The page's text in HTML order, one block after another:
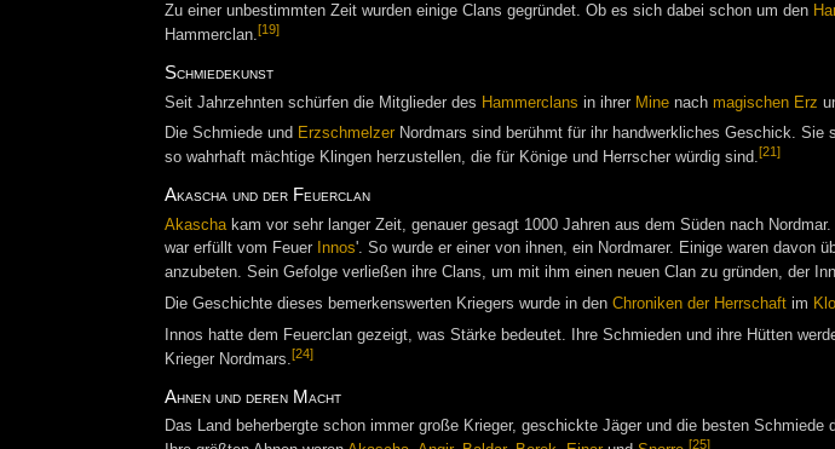
Zu einer unbestimmten Zeit wurden einige Clans gegründet. Ob es sich dabei schon um den
Hammerclan.[19]
Schmiedekunst
Seit Jahrzehnten schürfen die Mitglieder des Hammerclans in ihrer Minenach magischen Erz
Die Schmiede und ErzschmelzerNordmars sind berühmt für ihr handwerkliches Geschick. Sie
so wahrhaft mächtige Klingen herzustellen, die für Könige und Herrscher würdig sind.[21]
Akascha und der Feuerclan
Akaschakam vor sehr langer Zeit, genauer gesagt 1000 Jahren aus dem Süden nach
war erfüllt vom Feuer
Innos'. So wurde er einer von ihnen, ein Nordmarer. Einige waren davon
anzubeten. Sein Gefolge verließen ihre Clans, um mit ihm einen neuen Clan zu gründen, der
Die Geschichte dieses bemerkenswerten Kriegers wurde in den Chroniken der Herrschaftim
Innos hatte dem Feuerclan gezeigt, was Stärke bedeutet. Ihre Schmieden und ihre Hütten
Krieger Nordmars.[24]
Ahnen und deren Macht
Das Land beherbergte schon immer große Krieger, geschickte Jäger und die besten Schmiede
[25]